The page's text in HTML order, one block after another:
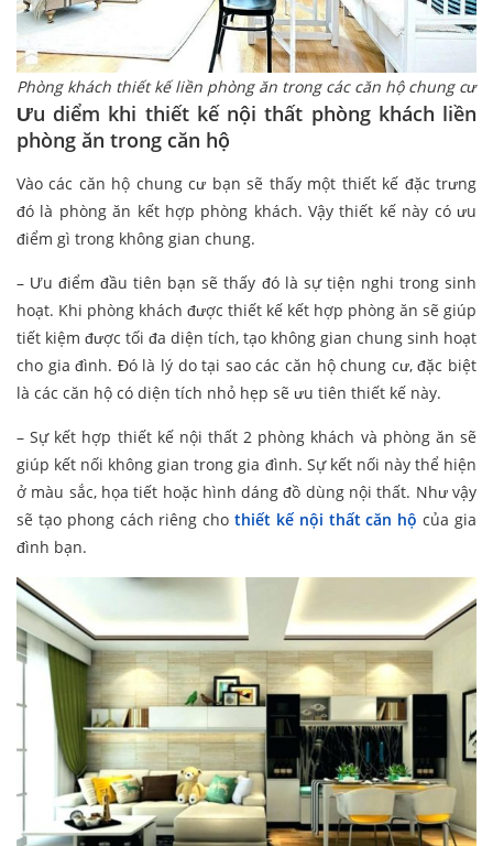
Phòng khách thiết kế liền phòng ăn trong các căn hộ chung cư
Ưu diểm khi thiết kế nội thất phòng khách liền
phòng ăn trong căn hộ
Vào các căn hộ chung cư bạn sẽ thấy một thiết kế đặc trưng
đó là phòng ăn kết hợp phòng khách. Vậy thiết kế này có ưu
điểm gì trong không gian chung.
– Ưu điểm đầu tiên bạn sẽ thấy đó là sự tiện nghi trong sinh
hoạt. Khi phòng khách được thiết kế kết hợp phòng ăn sẽ giúp
tiết kiệm được tối đa diện tích, tạo không gian chung sinh hoạt
cho gia đình. Đó là lý do tại sao các căn hộ chung cư, đặc biệt
là các căn hộ có diện tích nhỏ hẹp sẽ ưu tiên thiết kế này.
– Sự kết hợp thiết kế nội thất 2 phòng khách và phòng ăn sẽ
giúp kết nối không gian trong gia đình. Sự kết nối này thể hiện
ở màu sắc, họa tiết hoặc hình dáng đồ dùng nội thất. Như vậy
sẽ tạo phong cách riêng chothiết kế nội thất căn hộ của gia
đình bạn.